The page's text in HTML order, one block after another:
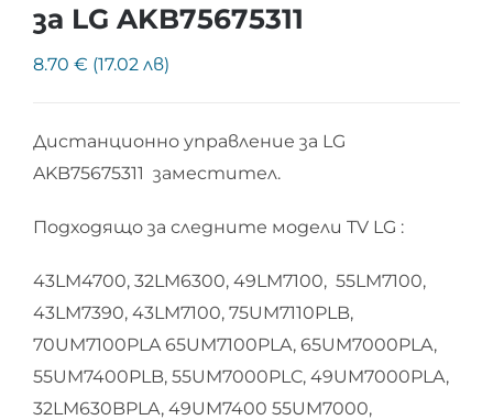
за LG AKB75675311
8.70 € (17.02 лв)
Дистанционно управление за LG
AKB75675311 заместител.
Подходящо за следните модели TV LG :
43LM4700, 32LM6300, 49LM7100, 55LM7100,
43LM7390, 43LM7100, 75UM7110PLB,
70UM7100PLA 65UM7100PLA, 65UM7000PLA,
55UM7400PLB, 55UM7000PLC, 49UM7000PLA,
32LM630BPLA, 49UM7400 55UM7000,